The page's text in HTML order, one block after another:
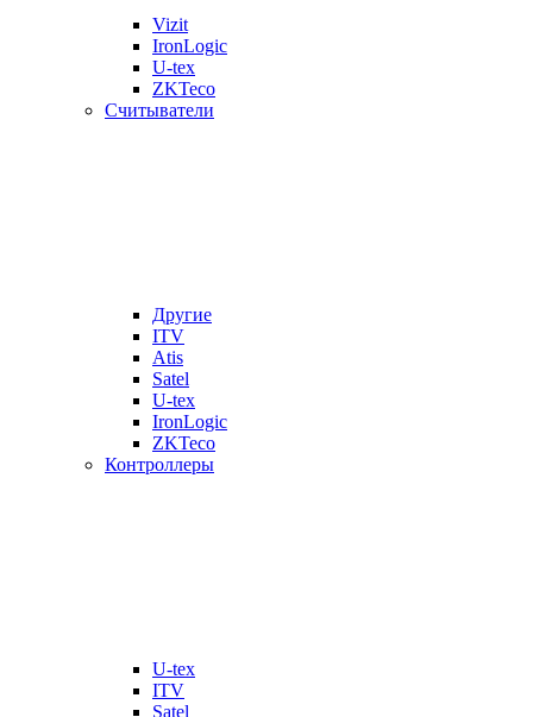
Vizit
IronLogic
U-tex
ZKTeco
Считыватели
Другие
ITV
Atis
Satel
U-tex
IronLogic
ZKTeco
Контроллеры
U-tex
ITV
Satel